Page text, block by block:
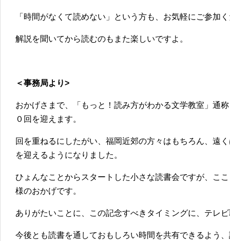
「時間がなくて読めない」という方も、お気軽にご参加
解説を聞いてから読むのもまた楽しいですよ。
＜事務局より>
おかげさまで、「もっと！読み方がわかる文学教室」通
０回を迎えます。
回を重ねるにしたがい、福岡近郊の方々はもちろん、遠
を迎えるようになりました。
ひょんなことからスタートした小さな読書会ですが、こ
様のおかげです。
ありがたいことに、この記念すべきタイミングに、テレ
今後とも読書を通しておもしろい時間を共有できるよう